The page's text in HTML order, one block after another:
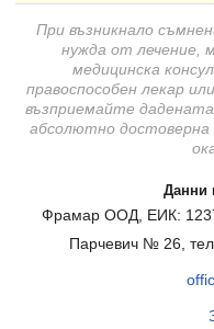
При възникнало
нужда от лечение,
медицинска
правоспособен лекар
възприемайте
абсолютно достоверна
Данни
Фрамар ООД, ЕИК:
Парчевич № 26,